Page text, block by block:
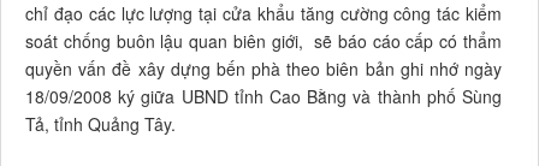
chỉ đạo các lực lượng tại cửa khẩu tăng cường công tác kiểm
soát chống buôn lậu quan biên giới, sẽ báo cáo cấp có thẩm
quyền vấn đề xây dựng bến phà theo biên bản ghi nhớ ngày
18/09/2008 ký giữa UBND tỉnh Cao Bằng và thành phố Sùng
Tả, tỉnh Quảng Tây.